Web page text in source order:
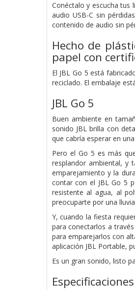
Conéctalo y escucha tus
audio USB-C sin
contenido de audio sin
Hecho de
papel con
El JBL Go 5 está
reciclado. El embalaje
JBL Go 5
Buen ambiente en
sonido JBL brilla con
que cabría esperar en
Pero el Go 5 es más
resplandor ambiental, y
emparejamiento y la
contar con el JBL Go 5
resistente al agua, al
preocuparte por una
Y, cuando la fiesta
para conectarlos a
para emparejarlos con
aplicación JBL Portable,
Es un gran sonido, listo
Especificaciones